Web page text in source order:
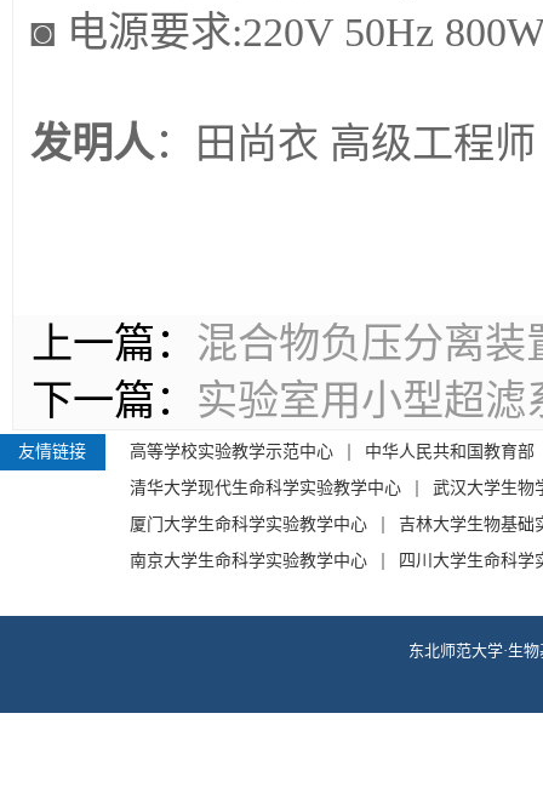
◙ 电源要求:220V 50Hz
发明人：田尚衣 高级工程师
上一篇： 混合物负压分离装
下一篇： 实验室用小型超滤
友情链接 高等学校实验教学示范中心
中华人民共和国教育部
清华大学现代生命科学实验教学中心
武汉大学生物
厦门大学生命科学实验教学中心
吉林大学生物基础
南京大学生命科学实验教学中心
四川大学生命科学
东北师范大学·生